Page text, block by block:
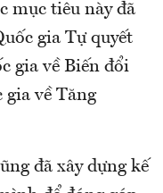
mục tiêu này đã
gia Tự quyết
gia về Biến đổi
gia về Tăng
đã xây dựng kế